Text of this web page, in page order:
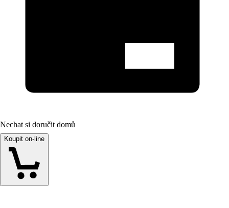
Nechat si doručit domů
Koupit on-line